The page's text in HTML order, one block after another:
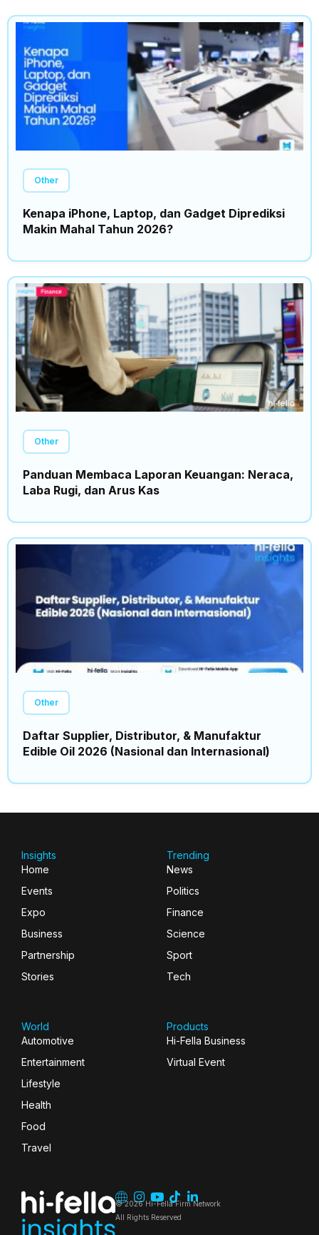
Other
Kenapa iPhone, Laptop, dan Gadget Diprediksi
Makin Mahal Tahun 2026?
Other
Panduan Membaca Laporan Keuangan: Neraca,
Laba Rugi, dan Arus Kas
Other
Daftar Supplier, Distributor, & Manufaktur
Edible Oil 2026 (Nasional dan Internasional)
Insights
Home
Events
Expo
Business
Partnership
Stories
Trending
News
Politics
Finance
Science
Sport
Tech
World
Automotive
Entertainment
Lifestyle
Health
Food
Travel
Products
Hi-Fella Business
Virtual Event
© 2026 Hi-Fella Firm Network
All Rights Reserved